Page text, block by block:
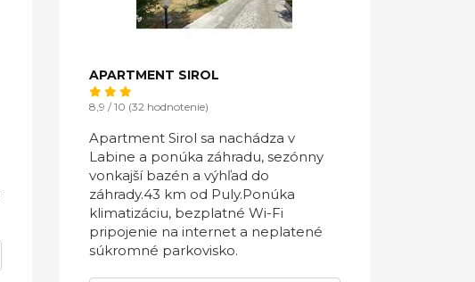
APARTMENT SIROL
8,9 / 10 (32 hodnotenie)
Apartment Sirol sa nachádza v
Labine a ponúka záhradu, sezónny
vonkajší bazén a výhľad do
záhrady.43 km od Puly.Ponúka
klimatizáciu, bezplatné Wi-Fi
pripojenie na internet a neplatené
súkromné ​​parkovisko.